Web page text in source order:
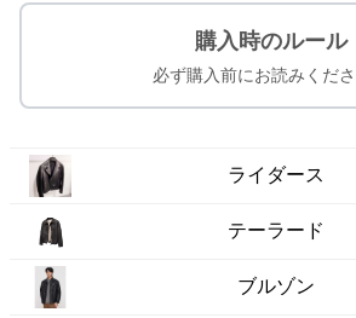
購入時のルール
必ず購入前にお読みくださ
ライダース
テーラード
ブルゾン